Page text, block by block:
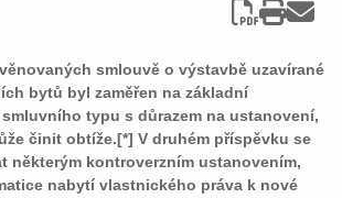
smlouvě o výstavbě uzavírané
bytů byl zaměřen na základní
typu s důrazem na ustanovení,
činit obtíže.[*] V druhém příspěvku se
některým kontroverzním ustanovením,
nabytí vlastnického práva k nové